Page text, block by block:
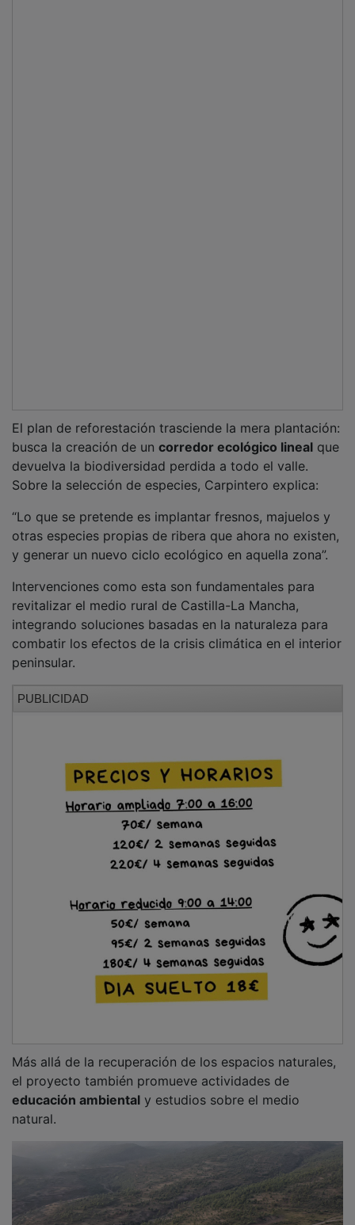
El plan de reforestación trasciende la mera plantación:
busca la creación de un corredor ecológico lineal que
devuelva la biodiversidad perdida a todo el valle.
Sobre la selección de especies, Carpintero explica:
“Lo que se pretende es implantar fresnos, majuelos y
otras especies propias de ribera que ahora no existen,
y generar un nuevo ciclo ecológico en aquella zona”.
Intervenciones como esta son fundamentales para
revitalizar el medio rural de Castilla-La Mancha,
integrando soluciones basadas en la naturaleza para
combatir los efectos de la crisis climática en el interior
peninsular.
PUBLICIDAD
Más allá de la recuperación de los espacios naturales,
el proyecto también promueve actividades de
educación ambiental y estudios sobre el medio
natural.